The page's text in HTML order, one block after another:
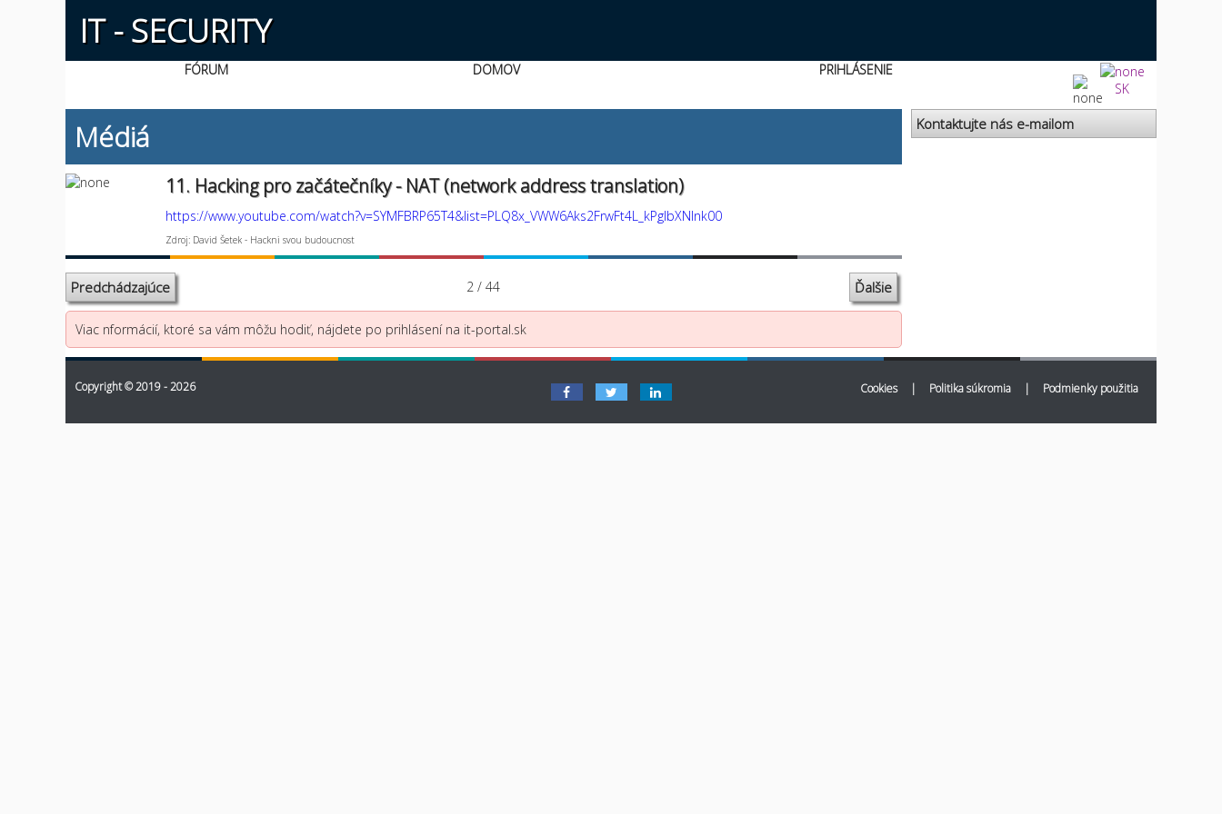
IT - SECURITY
FÓRUM DOMOV
PRIHLÁSENIE
SK
Médiá
11. Hacking pro začátečníky - NAT (network address translation)
https://www.youtube.com/watch?v=SYMFBRP65T4&list=PLQ8x_VWW6Aks2FrwFt4L_kPgIbXNlnk00
Zdroj: David Šetek - Hackni svou budoucnost
Predchádzajúce 2 / 44 Ďalšie
Viac nformácií, ktoré sa vám môžu hodiť, nájdete po prihlásení na it-portal.sk
Kontaktujte nás e-mailom
Copyright © 2019 - 2026 Cookies | Politika súkromia | Podmienky použitia